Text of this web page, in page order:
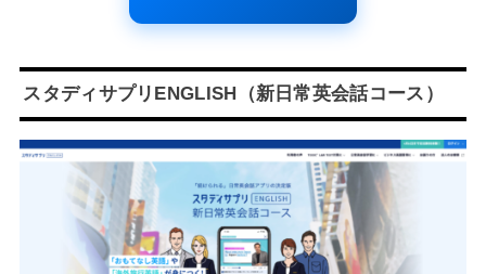
スタディサプリENGLISH（新日常英会話コース）